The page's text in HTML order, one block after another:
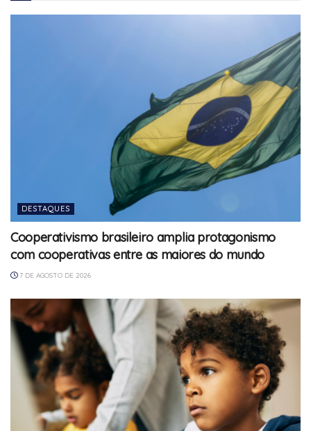
DESTAQUES
Cooperativismo brasileiro amplia protagonismo
com cooperativas entre as maiores do mundo
7 DE AGOSTO DE 2026